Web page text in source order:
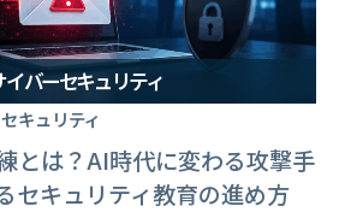
イバーセキュリティ
キュリティ
とは？AI時代に変わる攻撃手
セキュリティ教育の進め方